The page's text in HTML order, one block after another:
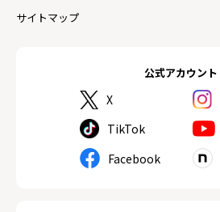
公式アカウント
X
TikTok
Facebook
サイトマップ